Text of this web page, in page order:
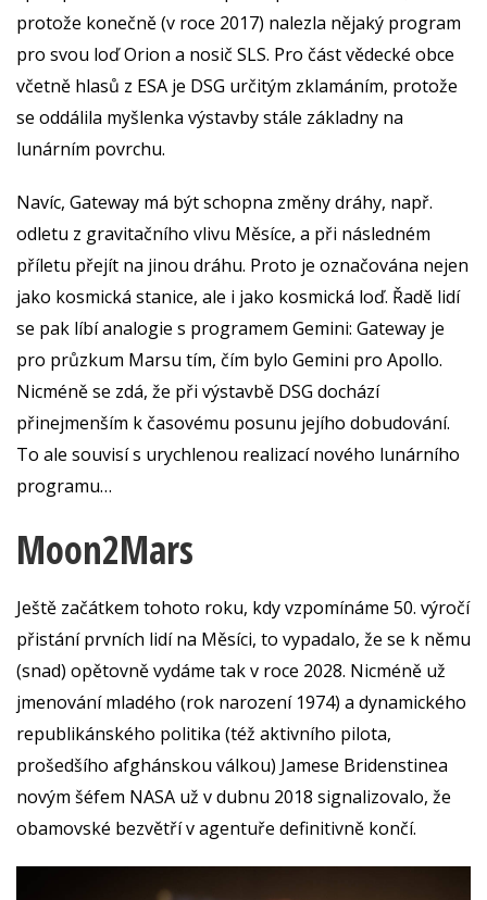
protože konečně (v roce 2017) nalezla nějaký program
pro svou loď Orion a nosič SLS. Pro část vědecké obce
včetně hlasů z ESA je DSG určitým zklamáním, protože
se oddálila myšlenka výstavby stále základny na
lunárním povrchu.
Navíc, Gateway má být schopna změny dráhy, např.
odletu z gravitačního vlivu Měsíce, a při následném
příletu přejít na jinou dráhu. Proto je označována nejen
jako kosmická stanice, ale i jako kosmická loď. Řadě lidí
se pak líbí analogie s programem Gemini: Gateway je
pro průzkum Marsu tím, čím bylo Gemini pro Apollo.
Nicméně se zdá, že při výstavbě DSG dochází
přinejmenším k časovému posunu jejího dobudování.
To ale souvisí s urychlenou realizací nového lunárního
programu…
Ještě začátkem tohoto roku, kdy vzpomínáme 50. výročí
přistání prvních lidí na Měsíci, to vypadalo, že se k němu
(snad) opětovně vydáme tak v roce 2028. Nicméně už
jmenování mladého (rok narození 1974) a dynamického
republikánského politika (též aktivního pilota,
prošedšího afghánskou válkou) Jamese Bridenstinea
novým šéfem NASA už v dubnu 2018 signalizovalo, že
obamovské bezvětří v agentuře definitivně končí.